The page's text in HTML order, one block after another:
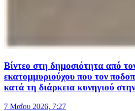
Βίντεο στη δημοσιότητα από
εκατομμυριούχου που τον
κατά τη διάρκεια κυνηγιού
7 Μαΐου 2026, 7:27